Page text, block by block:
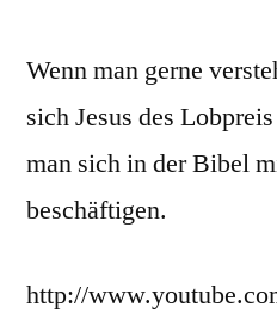
Wenn man gerne
sich Jesus des
man sich in der Bibel
beschäftigen.
http://